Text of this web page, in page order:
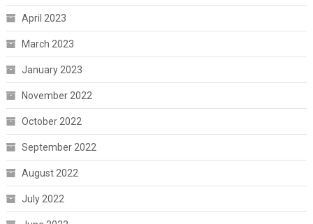
April 2023
March 2023
January 2023
November 2022
October 2022
September 2022
August 2022
July 2022